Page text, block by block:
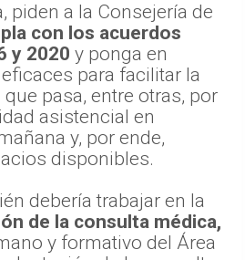
piden a la Consejería de
con los acuerdos
y 2020 y ponga en
para facilitar la
pasa, entre otras, por
asistencial en
y, por ende,
disponibles.
debería trabajar en la
de la consulta médica,
y formativo del Área